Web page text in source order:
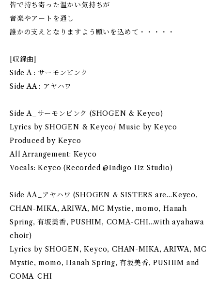
皆で持ち寄った温かい気持ちが
音楽やアートを通し
誰かの支えとなりますよう願いを込めて・・・・・
[収録曲]
Side A : サーモンピンク
Side AA : アヤハワ
Side A_サーモンピンク (SHOGEN & Keyco)
Lyrics by SHOGEN & Keyco/ Music by Keyco
Produced by Keyco
All Arrangement: Keyco
Vocals: Keyco (Recorded @Indigo Hz Studio)
Side AA_アヤハワ (SHOGEN & SISTERS are…Keyco,
CHAN-MIKA, ARIWA, MC Mystie, momo, Hanah
Spring, 有坂美香, PUSHIM, COMA-CHI...with ayahawa
choir)
Lyrics by SHOGEN, Keyco, CHAN-MIKA, ARIWA, MC
Mystie, momo, Hanah Spring, 有坂美香, PUSHIM and
COMA-CHI